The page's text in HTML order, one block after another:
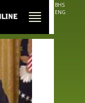
BHS
ENG